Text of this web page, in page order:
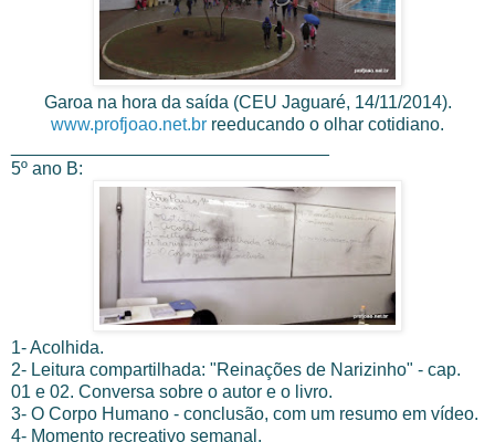
Garoa na hora da saída (CEU Jaguaré, 14/11/2014).
www.profjoao.net.br reeducando o olhar cotidiano.
5º ano B:
1- Acolhida.
2- Leitura compartilhada: "Reinações de Narizinho" - cap.
01 e 02. Conversa sobre o autor e o livro.
3- O Corpo Humano - conclusão, com um resumo em vídeo.
4- Momento recreativo semanal.